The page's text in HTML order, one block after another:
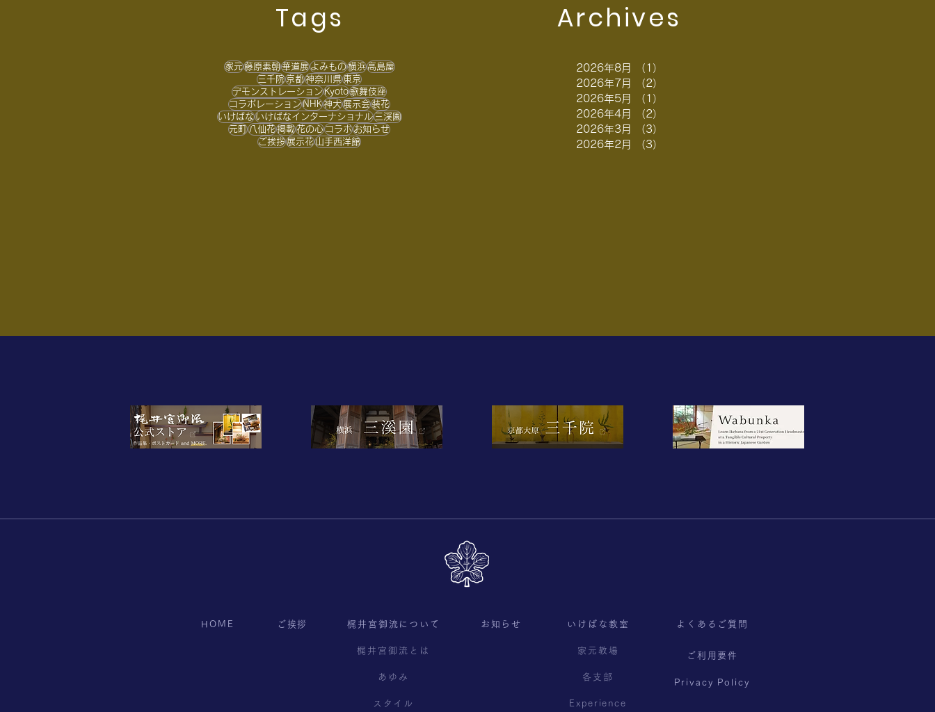
第13回 三千院秋季華道展の
“中外日報”コラム掲載のお知
らせ
“フラワーデザイン life 7月
号”掲載のお知らせ
Tags
家元藤原素朝華道展よみもの横浜高島屋
三千院京都神奈川県東京
デモンストレーションKyoto歌舞伎座
コラボレーションNHK神大展示会装花
いけばないけばなインターナショナル三渓園
元町八仙花掲載花の心コラボお知らせ
ご挨拶展示花山手西洋館
Archives
2026年8月 （1）
2026年7月
（2）
2026年5月
（1）
2026年4月
（2）
2026年3月
（3）
2026年2月
（3）
HOME ご挨拶 梶井宮御流について お知らせ いけばな教室 よくあるご質問
梶井宮御流とは
あゆみ
スタイル
家元教場
各支部
ご利用要件
Privacy Policy
Experience